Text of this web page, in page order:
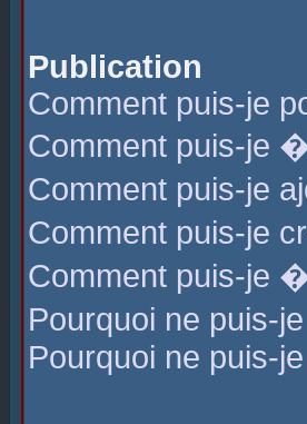
Publication
Comment puis-je
Comment puis-je
Comment puis-je
Comment puis-je
Comment puis-je
Pourquoi ne puis-
Pourquoi ne puis-